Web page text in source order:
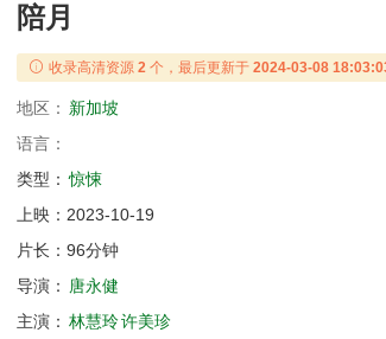
陪月
收录高清资源 2 个，最后更新于 2024-03-08
地区： 新加坡
语言：
类型： 惊悚
上映： 2023-10-19
片长： 96分钟
导演：
唐永健
主演： 林慧玲许美珍